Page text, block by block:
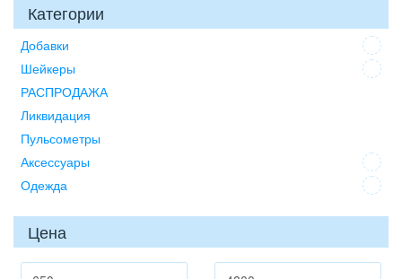
Категории
Добавки
Шейкеры
РАСПРОДАЖА
Ликвидация
Пульсометры
Аксессуары
Одежда
Цена